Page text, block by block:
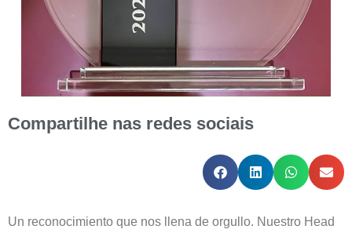
Compartilhe nas redes sociais
Un reconocimiento que nos llena de orgullo. Nuestro Head